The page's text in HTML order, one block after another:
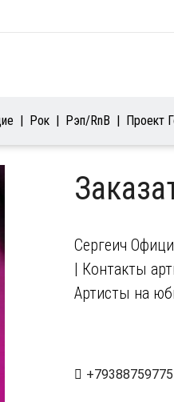
Рок Рэп/RnB Проект
Сергеич
| Контакты
Артисты на
+79388759775